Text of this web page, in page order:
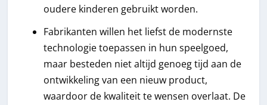
oudere kinderen gebruikt worden.
Fabrikanten willen het liefst de modernste
technologie toepassen in hun speelgoed,
maar besteden niet altijd genoeg tijd aan de
ontwikkeling van een nieuw product,
waardoor de kwaliteit te wensen overlaat. De